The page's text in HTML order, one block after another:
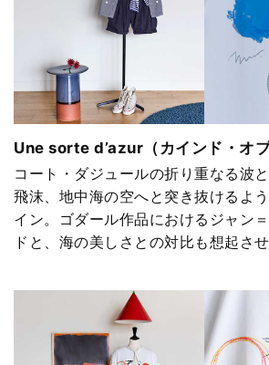
Une sorte d’azur（カインド・オブ
コート・ダジュールの折り重なる波
飛沫、地中海の空へと突き抜けるよ
イン。ゴダール作品におけるジャン
ドと、海の美しさとの対比も想起させ